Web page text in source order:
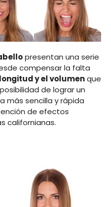
presentan una serie
compensar la falta
longitud y el volumenque
de lograr un
más sencilla y rápida
de efectos
californianas.